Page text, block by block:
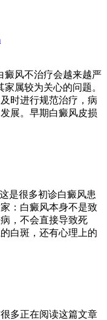
癜风不治疗会越来越严
属较为关心的问题。
时进行规范治疗，病
展。早期白癜风皮损
是很多初诊白癜风患
：白癜风本身不是致
，不会直接导致死
白斑，还有心理上的
多正在阅读这篇文章